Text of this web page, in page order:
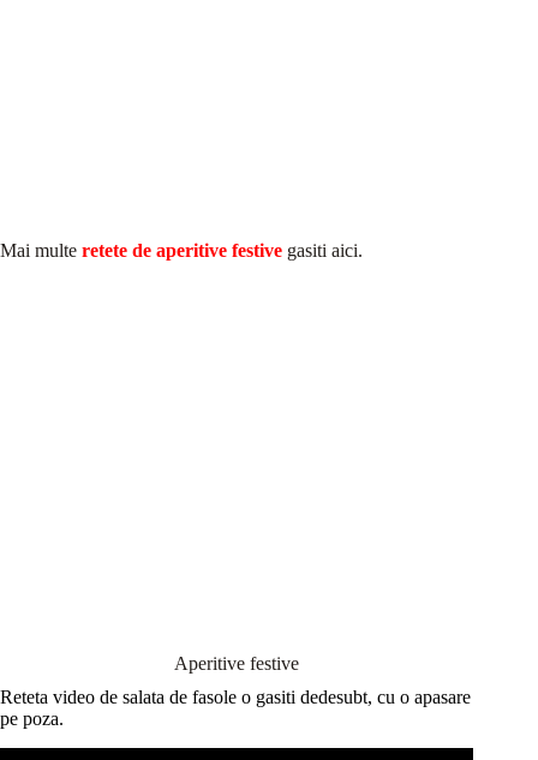
Mai multe retete de aperitive festive gasiti aici.
Aperitive festive
Reteta video de salata de fasole o gasiti dedesubt, cu o apasare
pe poza.